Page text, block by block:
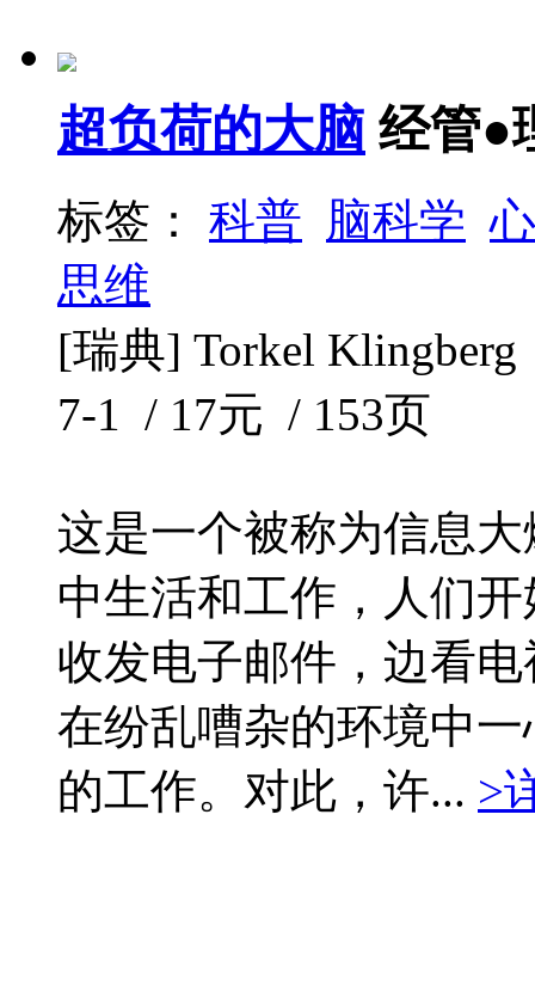
超负荷的大脑 经管●
标签： 科普 脑科学
思维
[瑞典] Torkel
7-1 / 17元 / 153页
这是一个被称为信息
中生活和工作，人们
收发电子邮件，边看
在纷乱嘈杂的环境中
的工作。对此，许... >